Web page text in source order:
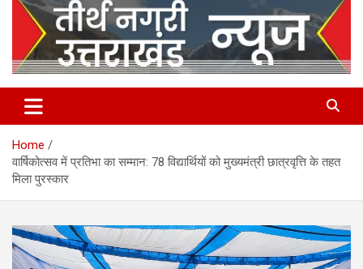
Tirth Nagri Uttarakhand
Home
वार्षिकोत्सव में प्रतिभा का सम्मान: 78 विद्यार्थियों को मुख्यमंत्री छात्रवृत्ति के तहत
मिला पुरस्कार